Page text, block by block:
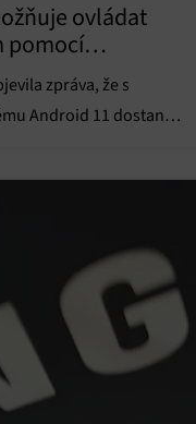
ovládat
pomocí
zpráva, že s
Android 11 dostanou